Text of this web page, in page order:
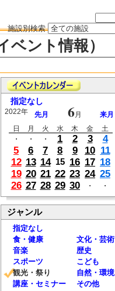
施設別検索
ベント情報）
指定なし
2022年 先月 6月
来月
日
月 火 水 木 金
土
・
・ ・ 1 2 3
4
5
6 7 8 9 10 11
12 13 14 15 16 17 18
19 20 21 22 23 24 25
26 27 28 29 30 ・ ・
ジャンル
指定なし
食・健康
文化・芸術
音楽
歴史
スポーツ
こども
観光・祭り
自然・環境
講座・セミナー
その他